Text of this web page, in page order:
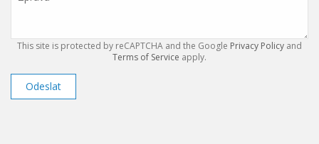
This site is protected by reCAPTCHA and the Google Privacy Policy and
Terms of Service apply.
Odeslat